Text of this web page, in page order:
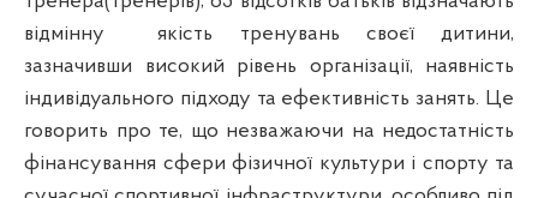
відмінну
якість тренувань своєї дитини,
зазначивши високий рівень організації, наявність
індивідуального підходу та ефективність занять. Це
говорить про те, що незважаючи на недостатність
фінансування сфери фізичної культури і спорту та